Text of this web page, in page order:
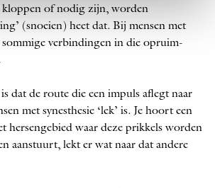
kloppen of nodig zijn, worden
(snoeien) heet dat. Bij mensen met
sommige verbindingen in die opruim­
dat de route die een impuls aflegt naar
met synesthesie ‘lek’ is. Je hoort een
hersengebied waar deze prikkels worden
aanstuurt, lekt er wat naar dat andere